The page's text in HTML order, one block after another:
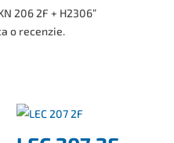
206 2F + H2306”
o recenzie.